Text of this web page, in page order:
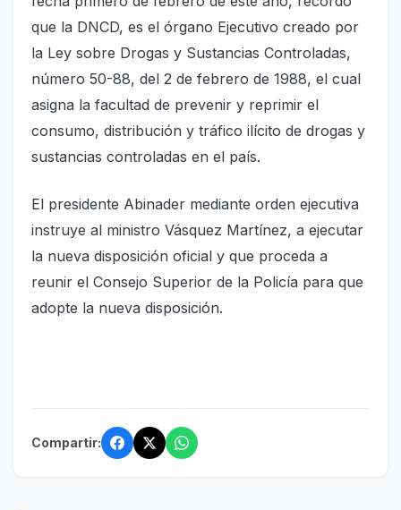
que la DNCD, es el órgano Ejecutivo creado por
la Ley sobre Drogas y Sustancias Controladas,
número 50-88, del 2 de febrero de 1988, el cual
asigna la facultad de prevenir y reprimir el
consumo, distribución y tráfico ilícito de drogas y
sustancias controladas en el país.
El presidente Abinader mediante orden ejecutiva
instruye al ministro Vásquez Martínez, a ejecutar
la nueva disposición oficial y que proceda a
reunir el Consejo Superior de la Policía para que
adopte la nueva disposición.
Compartir: